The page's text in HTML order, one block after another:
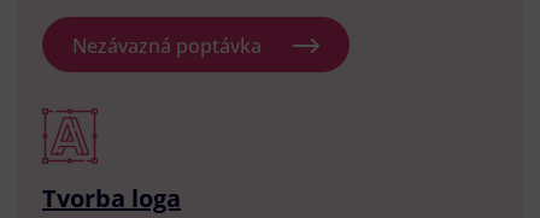
Nezávazná poptávka
Tvorba loga